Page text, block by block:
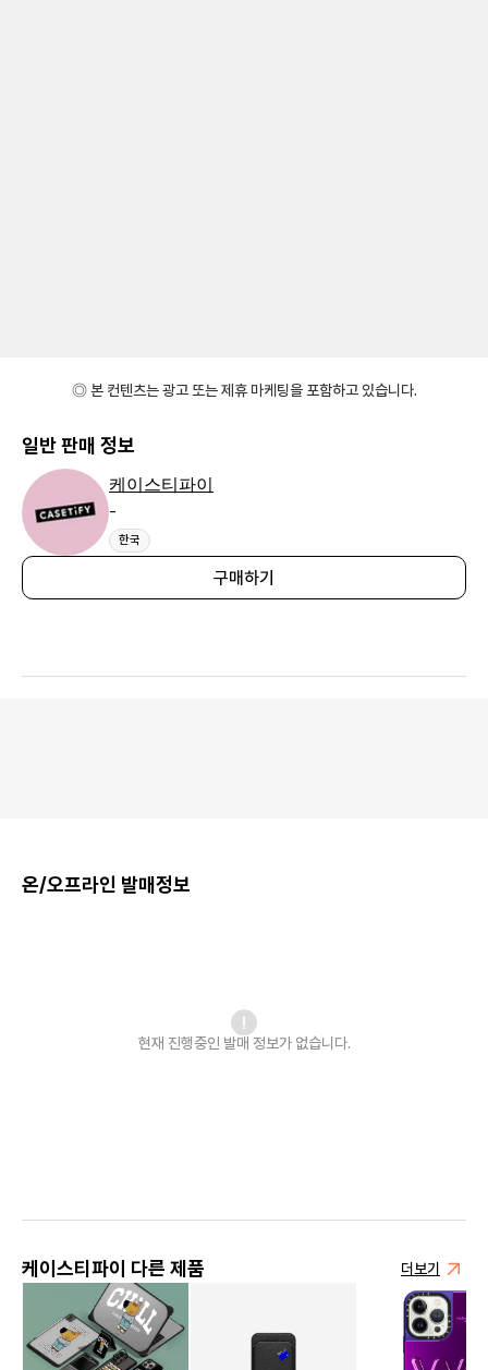
◎ 본 컨텐츠는 광고 또는 제휴 마케팅을 포함하고 있습니다.
일반 판매 정보
케이스티파이
-
한국
구매하기
온/오프라인 발매정보
현재 진행중인 발매 정보가 없습니다.
케이스티파이 다른 제품 더보기